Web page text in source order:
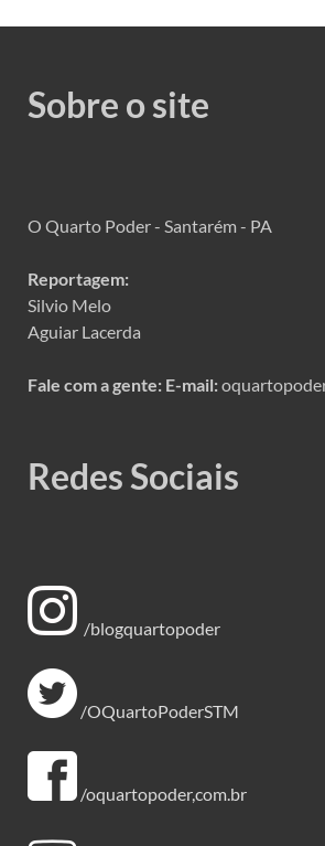
Sobre o site
O Quarto Poder - Santarém - PA
Reportagem:
Silvio Melo
Aguiar Lacerda
Fale com a gente: E-mail:
Redes Sociais
/blogquartopoder
/OQuartoPoderSTM
/oquartopoder,com.br